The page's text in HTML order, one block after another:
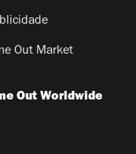
Out Market
Out Worldwide